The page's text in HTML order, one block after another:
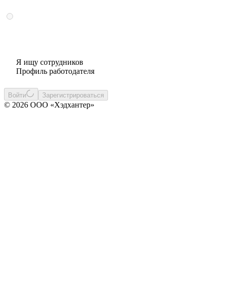
Я ищу сотрудников
Профиль работодателя
Войти Зарегистрироваться
© 2026 ООО «Хэдхантер»